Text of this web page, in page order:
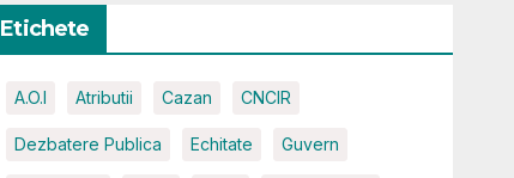
Etichete
A.O.I Atributii Cazan CNCIR
Dezbatere Publica Echitate Guvern